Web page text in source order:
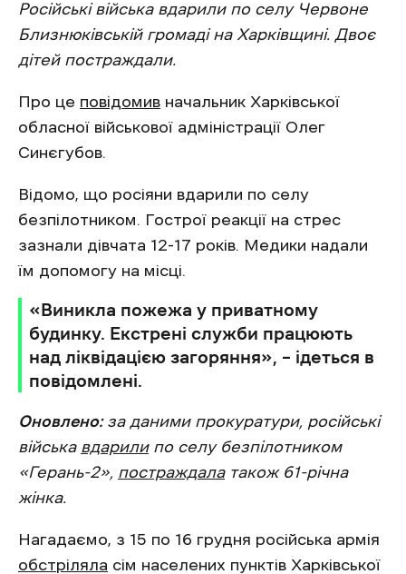
Російські війська вдарили по селу Червоне
Близнюківській громаді на Харківщині. Двоє
дітей постраждали.
Про це повідомив начальник Харківської
обласної військової адміністрації Олег
Синєгубов.
Відомо, що росіяни вдарили по селу
безпілотником. Гострої реакції на стрес
зазнали дівчата 12-17 років. Медики надали
їм допомогу на місці.
«Виникла пожежа у приватному
будинку. Екстрені служби працюють
над ліквідацією загоряння», – ідеться в
повідомлені.
Оновлено:за даними прокуратури, російські
війська вдарилипо селу безпілотником
«Герань-2», постраждалатакож 61-річна
жінка.
Нагадаємо, з 15 по 16 грудня російська армія
обстріляла сім населених пунктів Харківської